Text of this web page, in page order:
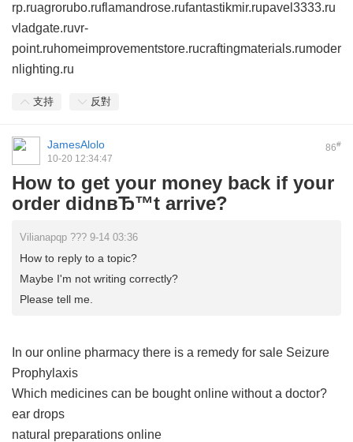
rp.ruagrorubo.ruflamandrose.rufantastikmir.rupavel3333.ru
vladgate.ruvr-
point.ruhomeimprovementstore.rucraftingmaterials.rumoder
nlighting.ru
支持 反對
86#
JamesAlolo
10-20 12:34:47
How to get your money back if your
order didnвЂ™t arrive?
Vilianapqp ??? 9-14 03:36
How to reply to a topic?
Maybe I'm not writing correctly?
Please tell me.
In our online pharmacy there is a remedy for sale Seizure
Prophylaxis
Which medicines can be bought online without a doctor?
ear drops
natural preparations online